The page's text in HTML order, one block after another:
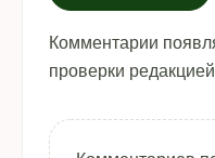
Комментарии
проверки